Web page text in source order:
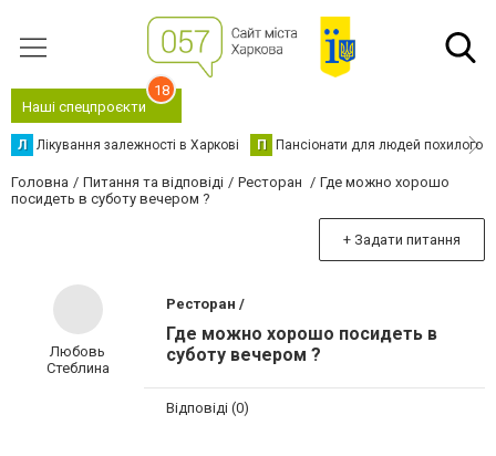
Наші спецпроєкти
18
Л Лікування залежності в Харкові П Пансіонати для людей похилого
Головна Питання та відповіді Ресторан
Где можно хорошо
посидеть в суботу вечером ?
+ Задати питання
Любовь
Стеблина
Ресторан /
Где можно хорошо посидеть в
суботу вечером ?
Відповіді (0)